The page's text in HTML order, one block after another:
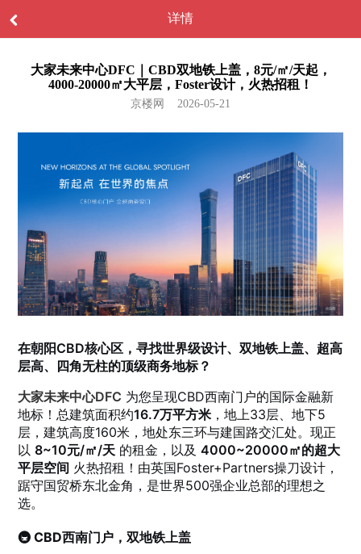
详情
大家未来中心DFC｜CBD双地铁上盖，8元/㎡/天起，
4000-20000㎡大平层，Foster设计，火热招租！
京楼网 2026-05-21
在朝阳CBD核心区，寻找世界级设计、双地铁上盖、超高
层高、四角无柱的顶级商务地标？
大家未来中心DFC 为您呈现CBD西南门户的国际金融新
地标！总建筑面积约16.7万平方米 ，地上33层、地下5
层，建筑高度160米，地处东三环与建国路交汇处。现正
以8~10元/㎡/天 的租金，以及4000~20000㎡的超大
平层空间 火热招租！由英国Foster+Partners操刀设计，
踞守国贸桥东北金角，是世界500强企业总部的理想之
选。
🚇 CBD西南门户，双地铁上盖